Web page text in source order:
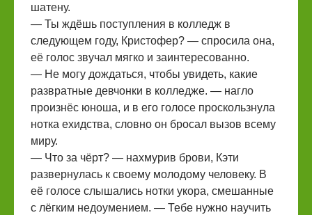
шатену.
— Ты ждёшь поступления в колледж в
следующем году, Кристофер? — спросила она,
её голос звучал мягко и заинтересованно.
— Не могу дождаться, чтобы увидеть, какие
развратные девчонки в колледже. — нагло
произнёс юноша, и в его голосе проскользнула
нотка ехидства, словно он бросал вызов всему
миру.
— Что за чёрт? — нахмурив брови, Кэти
развернулась к своему молодому человеку. В
её голосе слышались нотки укора, смешанные
с лёгким недоумением. — Тебе нужно научить